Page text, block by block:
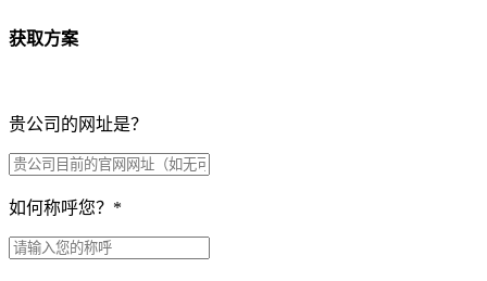
获取方案
贵公司的网址是？
如何称呼您？ *